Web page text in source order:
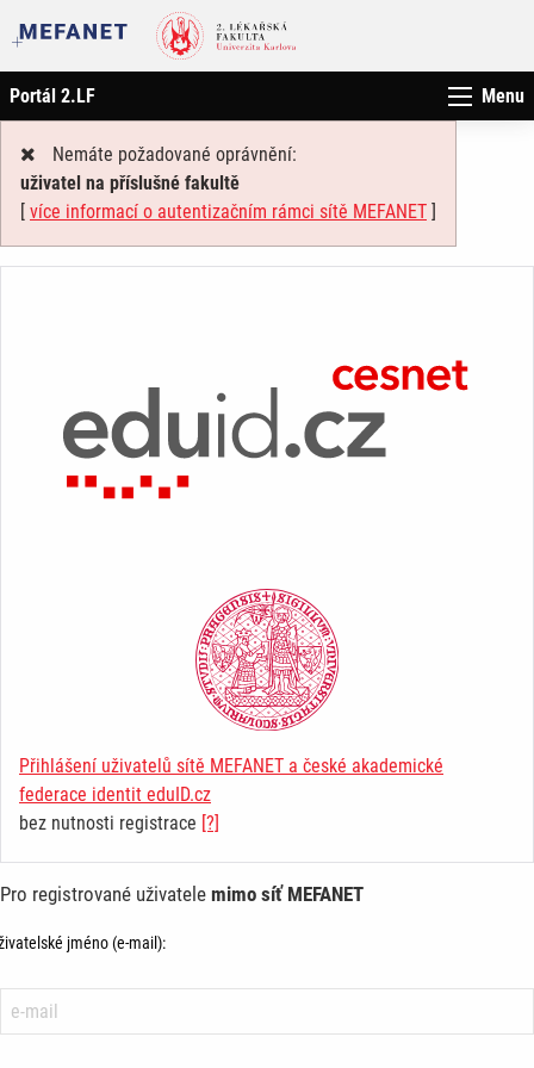
Portál 2.LF Menu
Nemáte požadované oprávnění:
uživatel na příslušné fakultě
[ více informací o autentizačním rámci sítě MEFANET ]
Přihlášení uživatelů sítě MEFANET a české akademické
federace identit eduID.cz
bez nutnosti registrace [?]
Pro registrované uživatele mimo síť MEFANET
jméno (e-mail):